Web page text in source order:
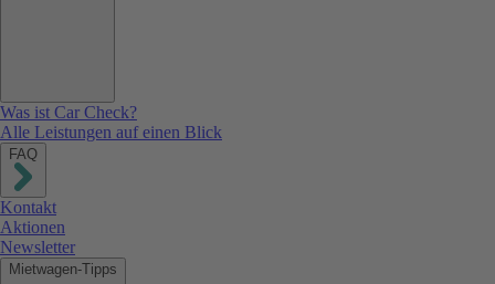
Was ist Car Check?
Alle Leistungen auf einen Blick
FAQ
Kontakt
Aktionen
Newsletter
Mietwagen-Tipps